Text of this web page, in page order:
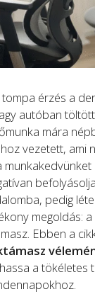
érzés a
autóban
mára
vezetett, ami
pedig
megoldás:
Ebben a
a tökéletes